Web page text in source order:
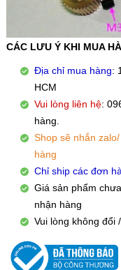
CÁC LƯU Ý KHI MUA
Địa chỉ mua hàng:
HCM
Vui lòng liên hệ:
hàng.
Shop sẽ nhắn
hàng
Chỉ ship các đơn
Giá sản phẩm
nhận hàng
Vui lòng không đổi